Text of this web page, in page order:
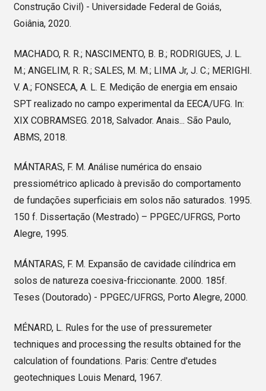
Construção Civil) - Universidade Federal de Goiás,
Goiânia, 2020.
MACHADO, R. R.; NASCIMENTO, B. B.; RODRIGUES, J. L.
M.; ANGELIM, R. R.; SALES, M. M.; LIMA Jr, J. C.; MERIGHI.
V. A.; FONSECA, A. L. E. Medição de energia em ensaio
SPT realizado no campo experimental da EECA/UFG. In:
XIX COBRAMSEG. 2018, Salvador. Anais... São Paulo,
ABMS, 2018.
MÁNTARAS, F. M. Análise numérica do ensaio
pressiométrico aplicado à previsão do comportamento
de fundações superficiais em solos não saturados. 1995.
150 f. Dissertação (Mestrado) – PPGEC/UFRGS, Porto
Alegre, 1995.
MÁNTARAS, F. M. Expansão de cavidade cilíndrica em
solos de natureza coesiva-friccionante. 2000. 185f.
Teses (Doutorado) - PPGEC/UFRGS, Porto Alegre, 2000.
MÉNARD, L. Rules for the use of pressuremeter
techniques and processing the results obtained for the
calculation of foundations. Paris: Centre d'etudes
geotechniques Louis Menard, 1967.